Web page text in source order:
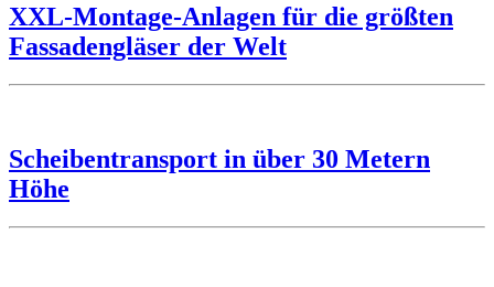
XXL-Montage-Anlagen für die größten
Fassadengläser der Welt
Scheibentransport in über 30 Metern
Höhe